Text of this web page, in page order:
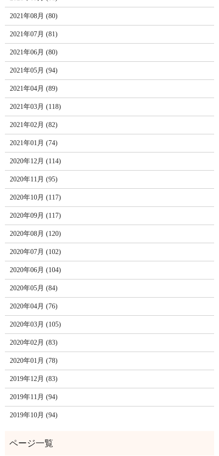
2021年08月 (80)
2021年07月 (81)
2021年06月 (80)
2021年05月 (94)
2021年04月 (89)
2021年03月 (118)
2021年02月 (82)
2021年01月 (74)
2020年12月 (114)
2020年11月 (95)
2020年10月 (117)
2020年09月 (117)
2020年08月 (120)
2020年07月 (102)
2020年06月 (104)
2020年05月 (84)
2020年04月 (76)
2020年03月 (105)
2020年02月 (83)
2020年01月 (78)
2019年12月 (83)
2019年11月 (94)
2019年10月 (94)